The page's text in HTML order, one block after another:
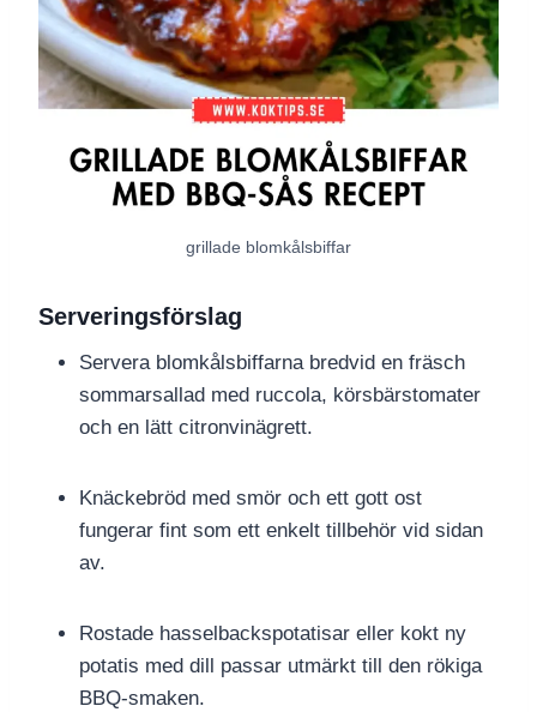
grillade blomkålsbiffar
Serveringsförslag
Servera blomkålsbiffarna bredvid en fräsch
sommarsallad med ruccola, körsbärstomater
och en lätt citronvinägrett.
Knäckebröd med smör och ett gott ost
fungerar fint som ett enkelt tillbehör vid sidan
av.
Rostade hasselbackspotatisar eller kokt ny
potatis med dill passar utmärkt till den rökiga
BBQ-smaken.